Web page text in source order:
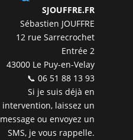
SJOUFFRE.FR
Sébastien JOUFFRE
12 rue Sarrecrochet
Entrée 2
43000 Le Puy-en-Velay
📞 06 51 88 13 93
Si je suis déjà en
intervention, laissez un
message ou envoyez un
SMS, je vous rappelle.